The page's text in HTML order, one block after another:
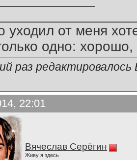
уходил от меня
одно:
раз
22:01
Вячеслав Серёгин
Живу я здесь